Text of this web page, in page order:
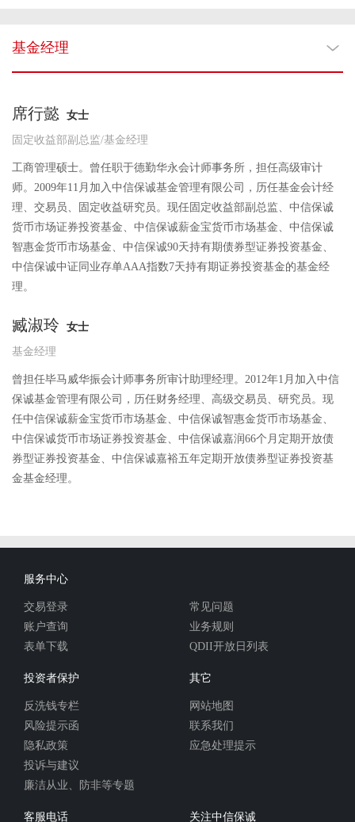
基金经理
席行懿 女士
固定收益部副总监/基金经理
工商管理硕士。曾任职于德勤华永会计师事务所，担任高级审计
师。2009年11月加入中信保诚基金管理有限公司，历任基金会计经
理、交易员、固定收益研究员。现任固定收益部副总监、中信保诚
货币市场证券投资基金、中信保诚薪金宝货币市场基金、中信保诚
智惠金货币市场基金、中信保诚90天持有期债券型证券投资基金、
中信保诚中证同业存单AAA指数7天持有期证券投资基金的基金经
理。
臧淑玲 女士
基金经理
曾担任毕马威华振会计师事务所审计助理经理。2012年1月加入中信
保诚基金管理有限公司，历任财务经理、高级交易员、研究员。现
任中信保诚薪金宝货币市场基金、中信保诚智惠金货币市场基金、
中信保诚货币市场证券投资基金、中信保诚嘉润66个月定期开放债
券型证券投资基金、中信保诚嘉裕五年定期开放债券型证券投资基
金基金经理。
服务中心
交易登录
账户查询
表单下载
常见问题
业务规则
QDII开放日列表
投资者保护
反洗钱专栏
风险提示函
隐私政策
投诉与建议
廉洁从业、防非等专题
其它
网站地图
联系我们
应急处理提示
客服电话 关注中信保诚